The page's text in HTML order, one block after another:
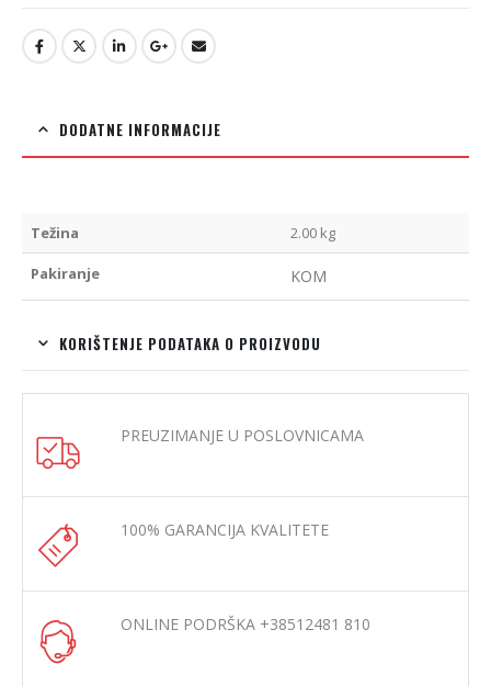
DODATNE INFORMACIJE
Težina 2.00 kg
Pakiranje KOM
KORIŠTENJE PODATAKA O PROIZVODU
PREUZIMANJE U POSLOVNICAMA
100% GARANCIJA KVALITETE
ONLINE PODRŠKA +38512481 810